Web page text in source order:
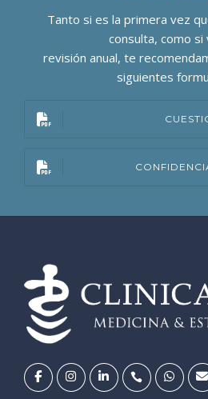
Tanto si es la primera vez
consulta, como si
revisión anual, te
siguientes